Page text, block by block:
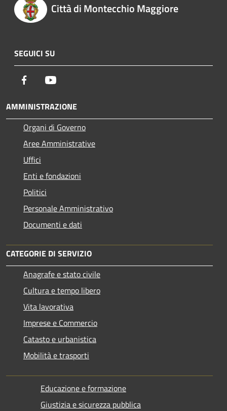
Città di Montecchio Maggiore
SEGUICI SU
Facebook
AMMINISTRAZIONE
Organi di Governo
Aree Amministrative
Uffici
Enti e fondazioni
Politici
Personale Amministrativo
Documenti e dati
CATEGORIE DI SERVIZIO
Anagrafe e stato civile
Cultura e tempo libero
Vita lavorativa
Imprese e Commercio
Catasto e urbanistica
Mobilità e trasporti
Educazione e formazione
Giustizia e sicurezza pubblica